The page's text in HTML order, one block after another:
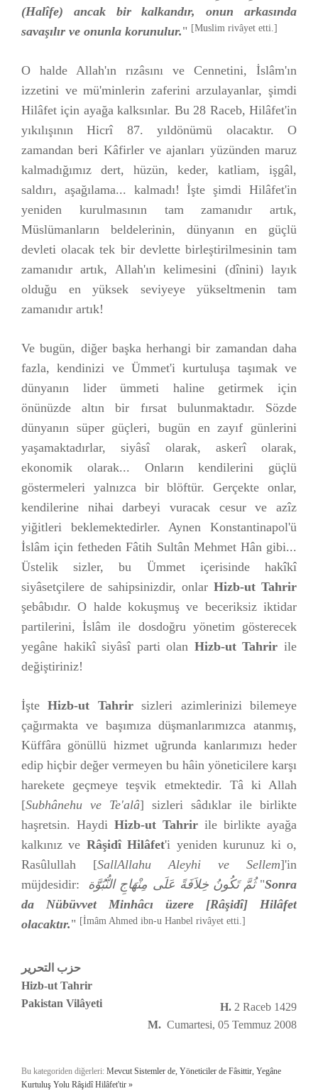
(Halîfe) ancak bir kalkandır, onun arkasında
savaşılır ve onunla korunulur." [Muslim rivâyet etti.]
O halde Allah'ın rızâsını ve Cennetini, İslâm'ın
izzetini ve mü'minlerin zaferini arzulayanlar, şimdi
Hilâfet için ayağa kalksınlar. Bu 28 Raceb, Hilâfet'in
yıkılışının Hicrî 87. yıldönümü olacaktır. O
zamandan beri Kâfirler ve ajanları yüzünden maruz
kalmadığımız dert, hüzün, keder, katliam, işgâl,
saldırı, aşağılama... kalmadı! İşte şimdi Hilâfet'in
yeniden kurulmasının tam zamanıdır artık,
Müslümanların beldelerinin, dünyanın en güçlü
devleti olacak tek bir devlette birleştirilmesinin tam
zamanıdır artık, Allah'ın kelimesini (dînini) layık
olduğu en yüksek seviyeye yükseltmenin tam
zamanıdır artık!
Ve bugün, diğer başka herhangi bir zamandan daha
fazla, kendinizi ve Ümmet'i kurtuluşa taşımak ve
dünyanın lider ümmeti haline getirmek için
önünüzde altın bir fırsat bulunmaktadır. Sözde
dünyanın süper güçleri, bugün en zayıf günlerini
yaşamaktadırlar, siyâsî olarak, askerî olarak,
ekonomik olarak... Onların kendilerini güçlü
göstermeleri yalnızca bir blöftür. Gerçekte onlar,
kendilerine nihai darbeyi vuracak cesur ve azîz
yiğitleri beklemektedirler. Aynen Konstantinapol'ü
İslâm için fetheden Fâtih Sultân Mehmet Hân gibi...
Üstelik sizler, bu Ümmet içerisinde hakîkî
siyâsetçilere de sahipsinizdir, onlar Hizb-ut Tahrir
şebâbıdır. O halde kokuşmuş ve beceriksiz iktidar
partilerini, İslâm ile dosdoğru yönetim gösterecek
yegâne hakikî siyâsî parti olan Hizb-ut Tahrir ile
değiştiriniz!
İşteHizb-ut Tahrirsizleri azimlerinizi bilemeye
çağırmakta ve başımıza düşmanlarımızca atanmış,
Küffâra gönüllü hizmet uğrunda kanlarımızı heder
edip hiçbir değer vermeyen bu hâin yöneticilere karşı
harekete geçmeye teşvik etmektedir. Tâ ki Allah
[Subhânehu ve Te'alâ] sizleri sâdıklar ile birlikte
haşretsin. Haydi Hizb-ut Tahrir ile birlikte ayağa
kalkınız ve Râşidî Hilâfet'i yeniden kurunuz ki o,
Rasûlullah [SallAllahu Aleyhi ve Sellem]'in
müjdesidir: ثُمَّ تَكُونُ خِلاَفَةً عَلَى مِنْهَاجِ النُّبُوَّة"Sonra
da Nübüvvet Minhâcı üzere [Râşidî] Hilâfet
olacaktır." [İmâm Ahmed ibn-u Hanbel rivâyet etti.]
حزب التحرير
Hizb-ut Tahrir
Pakistan Vilâyeti
H. 2 Raceb 1429
M. Cumartesi, 05 Temmuz 2008
Bu kategoriden diğerleri: Mevcut Sistemler de, Yöneticiler de Fâsittir, Yegâne
Kurtuluş Yolu Râşidî Hilâfet'tir »